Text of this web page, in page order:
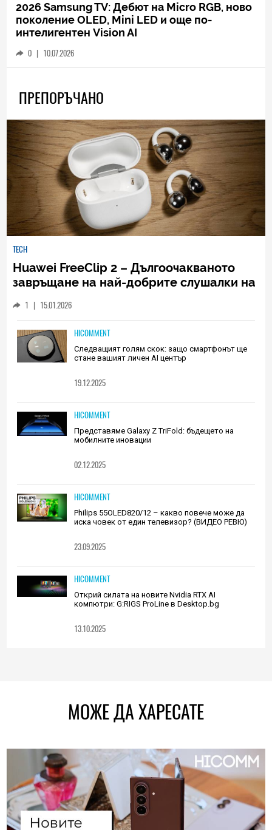
2026 Samsung TV: Дебют на Micro RGB, ново
поколение OLED, Mini LED и още по-
интелигентен Vision AI
0 | 10.07.2026
ПРЕПОРЪЧАНО
TECH
Huawei FreeClip 2 – Дългоочакваното
завръщане на най-добрите слушалки на
1 | 15.01.2026
HICOMMENT
Следващият голям скок: защо смартфонът ще
стане вашият личен AI център
19.12.2025
HICOMMENT
Представяме Galaxy Z TriFold: бъдещето на
мобилните иновации
02.12.2025
HICOMMENT
Philips 55OLED820/12 – какво повече може да
иска човек от един телевизор? (ВИДЕО РЕВЮ)
23.09.2025
HICOMMENT
Открий силата на новите Nvidia RTX AI
компютри: G:RIGS ProLine в Desktop.bg
13.10.2025
МОЖЕ ДА ХАРЕСАТЕ